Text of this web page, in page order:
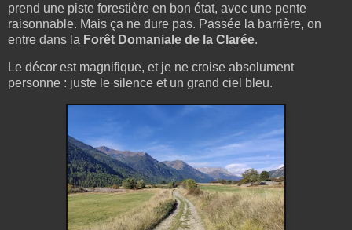
prend une piste forestière en bon état, avec une pente
raisonnable. Mais ça ne dure pas. Passée la barrière, on
entre dans la Forêt Domaniale de la Clarée.
Le décor est magnifique, et je ne croise absolument
personne : juste le silence et un grand ciel bleu.